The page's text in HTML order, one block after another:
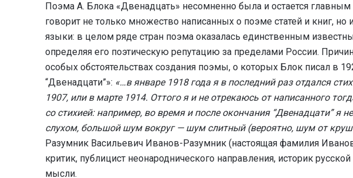
Поэма А. Блока «Двенадцать» несомненно была и остается
говорит не только множество написанных о поэме статей и книг,
языки: в целом ряде стран поэма оказалась единственным
определяя его поэтическую репутацию за пределами России.
особых обстоятельствах создания поэмы, о которых Блок писал в
“Двенадцати”»: «…в январе 1918 года я в последний раз отдался
1907, или в марте 1914. Оттого я и не отрекаюсь от написанного
со стихией: например, во время и после окончания “Двенадцати” я
слухом, большой шум вокруг — шум слитный (вероятно, шум от
Разумник Васильевич Иванов-Разумник (настоящая фамилия
критик, публицист неонароднического направления, историк
мысли.